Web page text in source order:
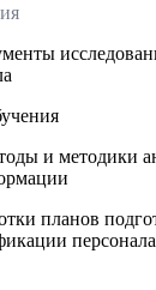
и методики
планов